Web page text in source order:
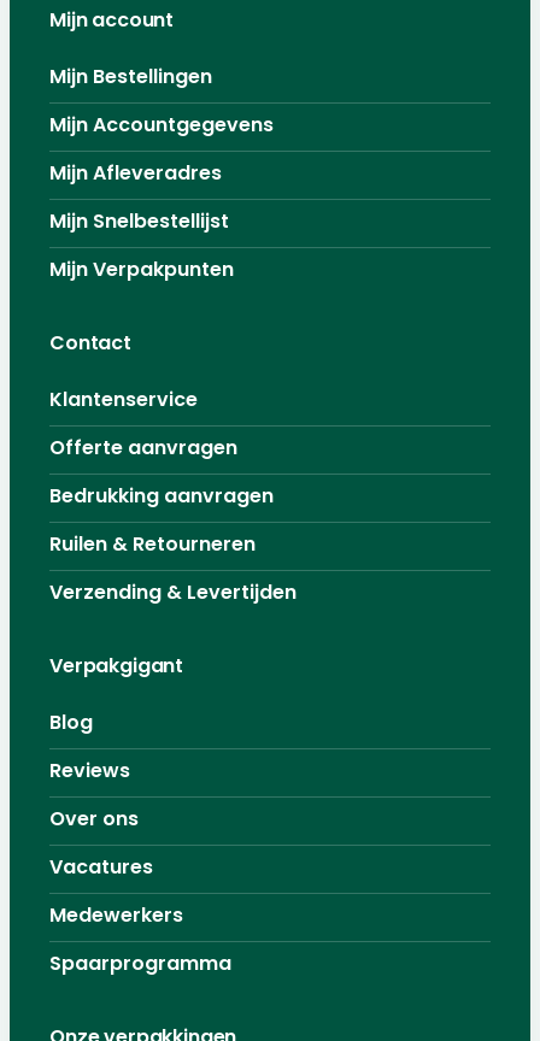
Mijn account
Mijn Bestellingen
Mijn Accountgegevens
Mijn Afleveradres
Mijn Snelbestellijst
Mijn Verpakpunten
Contact
Klantenservice
Offerte aanvragen
Bedrukking aanvragen
Ruilen & Retourneren
Verzending & Levertijden
Verpakgigant
Blog
Reviews
Over ons
Vacatures
Medewerkers
Spaarprogramma